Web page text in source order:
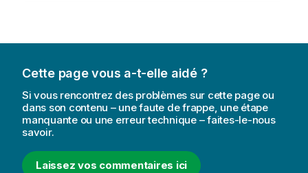
Cette page vous a-t-elle aidé ?
Si vous rencontrez des problèmes sur cette page ou
dans son contenu – une faute de frappe, une étape
manquante ou une erreur technique – faites-le-nous
savoir.
Laissez vos commentaires ici